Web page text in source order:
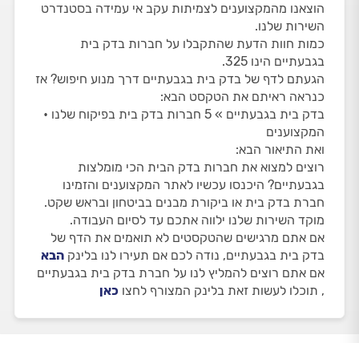
הוצאנו מהמקצוענים לצמיתות עקב אי עמידה בסטנדרט
השירות שלנו.
כמות חוות הדעת שהתקבלו על חברות בדק בית
בגבעתיים הינו 325.
הגעתם לדף של בדק בית בגבעתיים דרך מנוע חיפוש? אז
כנראה ראיתם את הטקסט הבא:
בדק בית בגבעתיים » 5 חברות בדק בית בפיקוח שלנו •
המקצוענים
ואת התיאור הבא:
רוצים למצוא את חברות בדק הבית הכי מומלצות
בגבעתיים? היכנסו עכשיו לאתר המקצוענים והזמינו
חברת בדק בית או ביקורת מבנים בביטחון ובראש שקט.
מוקד השירות שלנו ילווה אתכם עד לסיום העבודה.
אם אתם מרגישים שהטקסטים לא תואמים את הדף של
בדק בית בגבעתיים, נודה לכם אם תעירו לנו בלינק הבא
אם אתם רוצים להמליץ לנו על חברת בדק בית בגבעתיים
, תוכלו לעשות זאת בלינק המצורף לחצו כאן